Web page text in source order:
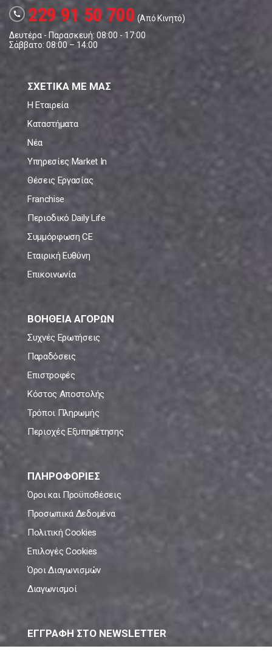
call 229 91 50 700 (Από Κινητό)
Δευτέρα - Παρασκευή: 08:00 - 17:00
Σάββατο: 08:00 – 14:00
ΣΧΕΤΙΚΑ ΜΕ ΜΑΣ
Η Εταιρεία
Καταστήματα
Νέα
Υπηρεσίες Market In
Θέσεις Εργασίας
Franchise
Περιοδικό Daily Life
Συμμόρφωση CE
Εταιρική Ευθύνη
Επικοινωνία
ΒΟΗΘΕΙΑ ΑΓΟΡΩΝ
Συχνές Ερωτήσεις
Παραδόσεις
Επιστροφές
Κόστος Αποστολής
Τρόποι Πληρωμής
Περιοχές Εξυπηρέτησης
ΠΛΗΡΟΦΟΡΙΕΣ
Όροι και Προϋποθέσεις
Προσωπικά Δεδομένα
Πολιτική Cookies
Επιλογές Cookies
Όροι Διαγωνισμών
Διαγωνισμοί
ΕΓΓΡΑΦΗ ΣΤΟ NEWSLETTER